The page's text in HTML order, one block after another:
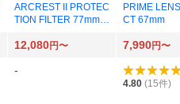
ARCREST II PROTEC
TION FILTER 77mm A
PRIME
CT 67mm
12,080円〜 7,990円〜
-
4.80 (15件)